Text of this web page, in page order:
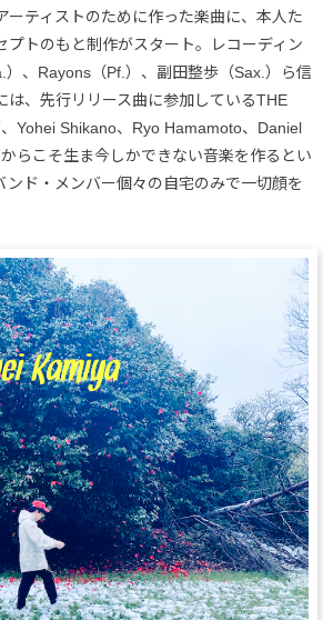
ティストのために作った楽曲に、本人た
トのもと制作がスタート。レコーディン
、Rayons（Pf.）、副田整歩（Sax.）ら信
、先行リリース曲に参加しているTHE
Yohei Shikano、Ryo Hamamoto、Daniel
らこそ生ま今しかできない音楽を作るとい
ド・メンバー個々の自宅のみで一切顔を